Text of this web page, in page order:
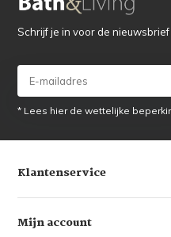
Schrijf je in voor de
* Lees hier de wettelijke
Klantenservice
Mijn account